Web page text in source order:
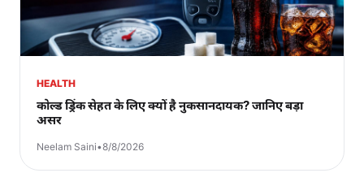
HEALTH
कोल्ड ड्रिंक सेहत के लिए क्यों है नुकसानदायक? जानिए बड़ा
असर
Neelam Saini•8/8/2026